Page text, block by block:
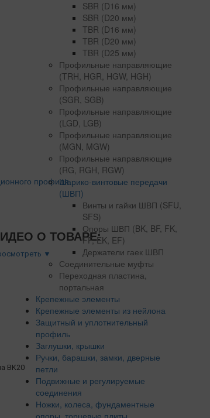
О ТОВАРЕ:
▼
BK20
SBR (D16 мм)
SBR (D20 мм)
TBR (D16 мм)
TBR (D20 мм)
TBR (D25 мм)
Профильные направляющие
(TRH, HGR, HGW, HGH)
Профильные направляющие
(SGR, SGB)
Профильные направляющие
(LGD, LGB)
Профильные направляющие
(MGN, MGW)
Профильные направляющие
(RG, RGH, RGW)
Шарико-винтовые передачи
(ШВП)
Винты и гайки ШВП (SFU,
SFS)
Опоры ШВП (BK, BF, FK,
FF, EK, EF)
Держатели гаек ШВП
Соединительные муфты
Переходная пластина,
портальная
Крепежные элементы
Крепежные элементы из нейлона
Защитный и уплотнительный
профиль
Заглушки, крышки
Ручки, барашки, замки, дверные
петли
Подвижные и регулируемые
соединения
Ножки, колеса, фундаментные
опоры, торцевые плиты